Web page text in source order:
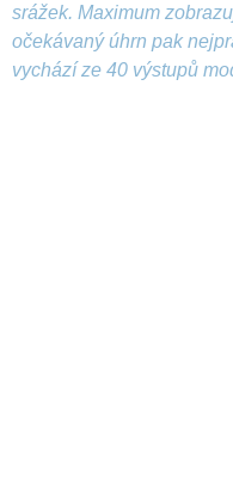
srážek. Maximum
očekávaný úhrn pak
vychází ze 40 výstupů